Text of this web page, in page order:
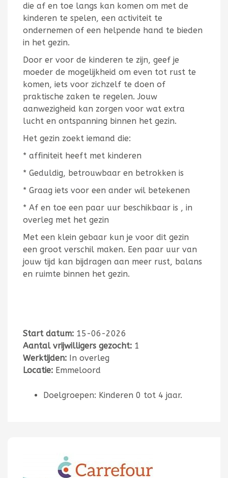
die af en toe langs kan komen om met de
kinderen te spelen, een activiteit te
ondernemen of een helpende hand te bieden
in het gezin.
Door er voor de kinderen te zijn, geef je
moeder de mogelijkheid om even tot rust te
komen, iets voor zichzelf te doen of
praktische zaken te regelen. Jouw
aanwezigheid kan zorgen voor wat extra
lucht en ontspanning binnen het gezin.
Het gezin zoekt iemand die:
* affiniteit heeft met kinderen
* Geduldig, betrouwbaar en betrokken is
* Graag iets voor een ander wil betekenen
* Af en toe een paar uur beschikbaar is , in
overleg met het gezin
Met een klein gebaar kun je voor dit gezin
een groot verschil maken. Een paar uur van
jouw tijd kan bijdragen aan meer rust, balans
en ruimte binnen het gezin.
Start datum: 15-06-2026
Aantal vrijwilligers gezocht: 1
Werktijden: In overleg
Locatie: Emmeloord
Doelgroepen: Kinderen 0 tot 4 jaar.